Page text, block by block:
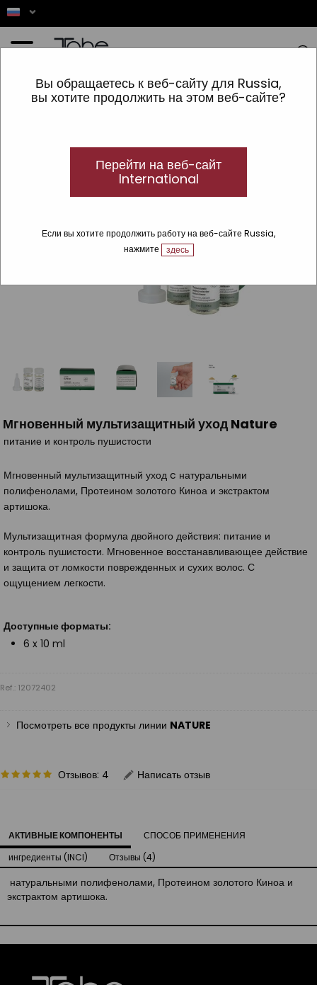
Вы обращаетесь к веб-сайту для Russia,
вы хотите продолжить на этом веб-сайте?
Перейти на веб-сайт
International
Если вы хотите продолжить работу на веб-сайте Russia,
нажмите
здесь
Bio » обводы »Nature »Мгновенный мультизащитный уход
Мгновенный мультизащитный уход Nature
питание и контроль пушистости
Мгновенный мультизащитный уход c натуральными
полифенолами, Протеином золотого Киноа и экстрактом
артишока.
Мультизащитная формула двойного действия: питание и
контроль пушистости. Мгновенное восстанавливающее действие
и защита от ломкости поврежденных и сухих волос. С
ощущением легкости.
Доступные форматы:
6 x 10 ml
Ref.: 12072402
Посмотреть все продукты линии NATURE
Отзывов: 4 Написать отзыв
АКТИВНЫЕ КОМПОНЕНТЫ
СПОСОБ ПРИМЕНЕНИЯ
ингредиенты (INCI)
Отзывы (4)
натуральными полифенолами, Протеином золотого Киноа и
экстрактом артишока.